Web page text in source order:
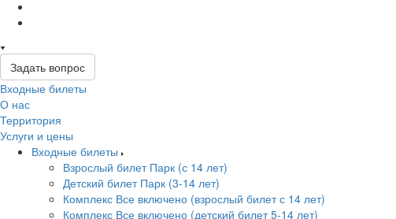
Задать вопрос
Входные билеты
О нас
Территория
Услуги и цены
Входные билеты
Взрослый билет Парк (с 14 лет)
Детский билет Парк (3-14 лет)
Комплекс Все включено (взрослый билет с 14 лет)
Комплекс Все включено (детский билет 5-14 лет)